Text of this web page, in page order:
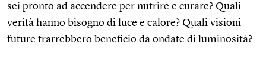
sei pronto ad accendere per nutrire e curare? Quali
verità hanno bisogno di luce e calore? Quali visioni
future trarrebbero beneficio da ondate di luminosità?